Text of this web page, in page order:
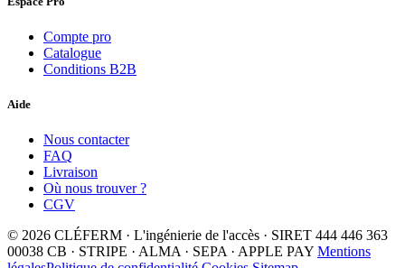
Compte pro
Catalogue
Conditions B2B
Aide
Nous contacter
FAQ
Livraison
Où nous trouver ?
CGV
© 2026 CLÉFERM · L'ingénierie de l'accès · SIRET 444 446 363
00038 CB · STRIPE · ALMA · SEPA · APPLE PAY Mentions